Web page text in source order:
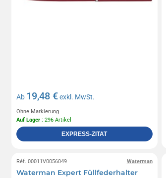
Ab 19,48 €exkl. MwSt.
Ohne Markierung
Auf Lager : 296 Artikel
EXPRESS-ZITAT
Waterman
Réf. 00011V0056049
Waterman Expert Füllfederhalter